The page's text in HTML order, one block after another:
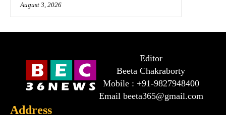
August 3, 2026
Editor
Beeta Chakraborty
Mobile : +91-9827948400
Email beeta365@gmail.com
Address